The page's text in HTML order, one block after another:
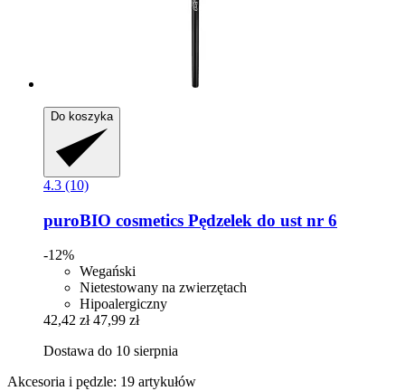
Do koszyka
4.3 (10)
puroBIO cosmetics Pędzelek do ust nr 6
-12%
Wegański
Nietestowany na zwierzętach
Hipoalergiczny
42,42 zł 47,99 zł
Dostawa do 10 sierpnia
Akcesoria i pędzle: 19 artykułów